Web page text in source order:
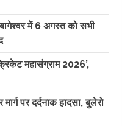
में 6 अगस्त को सभी
महासंग्राम 2026’,
पर दर्दनाक हादसा, बुलेरो